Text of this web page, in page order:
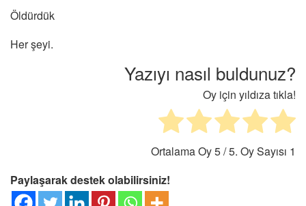
Öldürdük
Her şeyi.
Yazıyı nasıl buldunuz?
Oy için yıldıza tıkla!
Ortalama Oy5/ 5. Oy Sayısı 1
Paylaşarak destek olabilirsiniz!